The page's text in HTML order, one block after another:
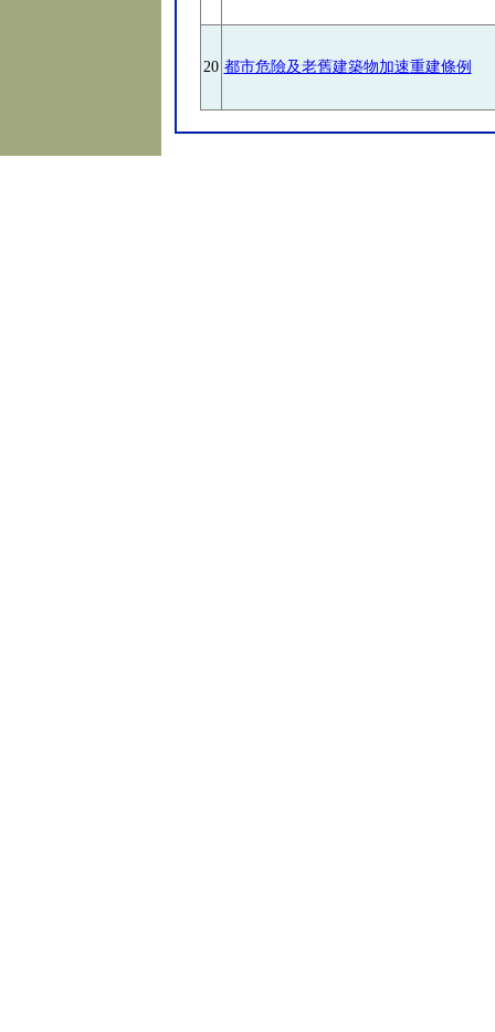
20 都市危險及老舊建築物加速重建條例